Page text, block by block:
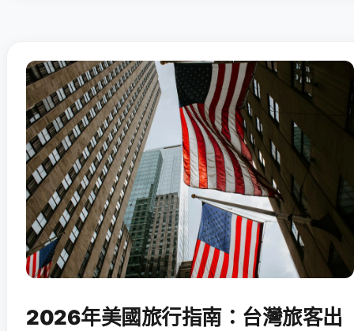
2026年美國旅行指南：台灣旅客出